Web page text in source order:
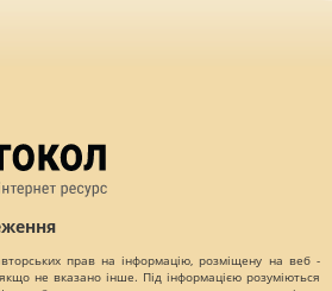
прав на інформацію, розміщену на веб -
не вказано інше. Під інформацією розуміються